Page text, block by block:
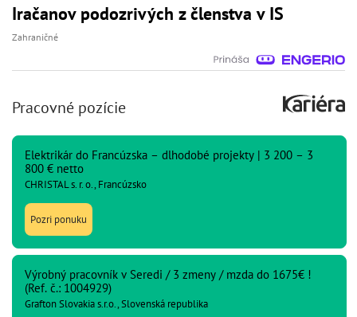
Iračanov podozrivých z členstva v IS
Zahraničné
Pracovné pozície
Elektrikár do Francúzska – dlhodobé projekty | 3 200 – 3
800 € netto
CHRISTAL s. r. o., Francúzsko
Pozri ponuku
Výrobný pracovník v Seredi / 3 zmeny / mzda do 1675€ !
(Ref. č.: 1004929)
Grafton Slovakia s.r.o., Slovenská republika